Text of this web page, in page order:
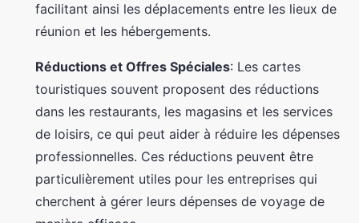
facilitant ainsi les déplacements entre les lieux de
réunion et les hébergements.
Réductions et Offres Spéciales: Les cartes
touristiques souvent proposent des réductions
dans les restaurants, les magasins et les services
de loisirs, ce qui peut aider à réduire les dépenses
professionnelles. Ces réductions peuvent être
particulièrement utiles pour les entreprises qui
cherchent à gérer leurs dépenses de voyage de